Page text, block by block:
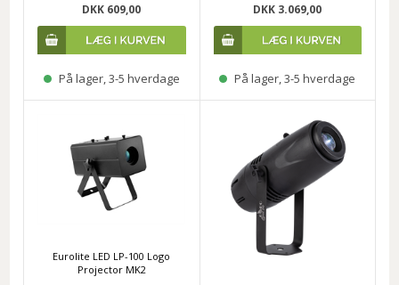
DKK 609,00
På lager, 3-5 hverdage
DKK 3.069,00
På lager, 3-5 hverdage
Eurolite LED LP-100 Logo
Projector MK2